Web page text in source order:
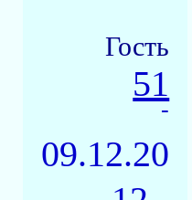
Гость
51
-
09.12.20